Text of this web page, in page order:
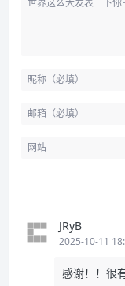
JRyB
2025-10-11
感谢！！很